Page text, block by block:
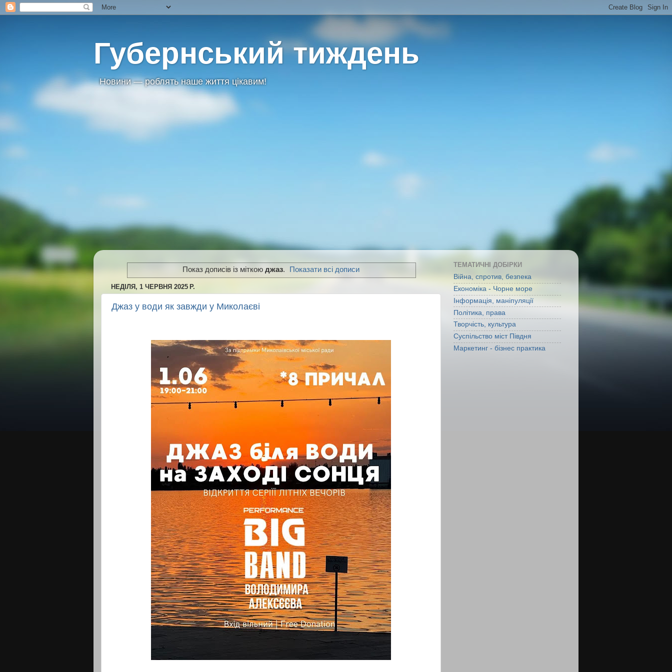
Губернський тиждень
Новини — роблять наше життя цікавим!
Показ дописів із міткою джаз. Показати всі дописи
НЕДІЛЯ, 1 ЧЕРВНЯ 2025 Р.
Джаз у води як завжди у Миколаєві
ТЕМАТИЧНІ ДОБІРКИ
Війна, спротив, безпека
Економіка - Чорне море
Інформація, маніпуляції
Політика, права
Творчість, культура
Суспільство міст Півдня
Маркетинг - бізнес практика